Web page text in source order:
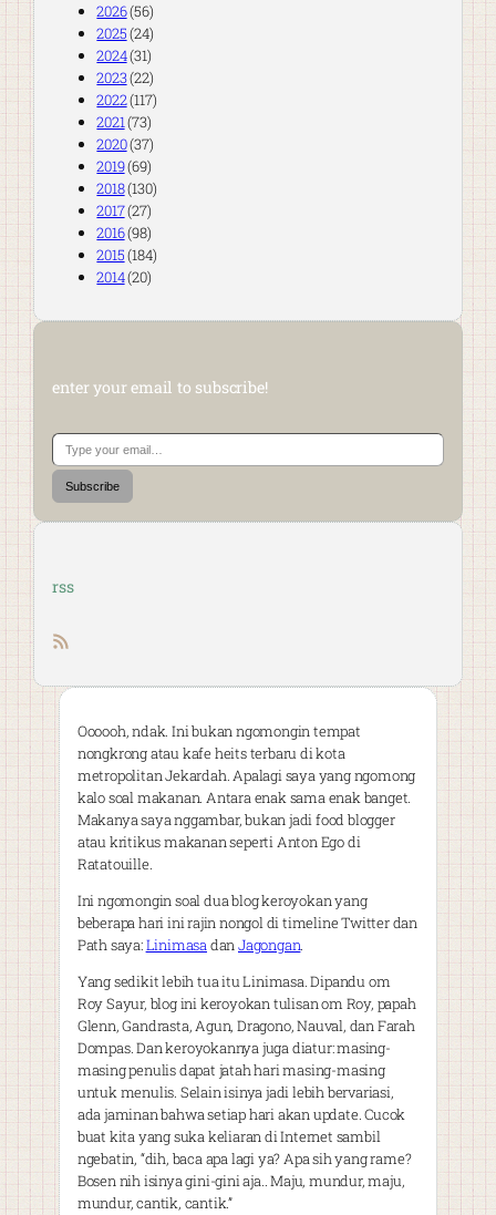
2026(56)
2025(24)
2024(31)
2023(22)
2022(117)
2021(73)
2020(37)
2019(69)
2018(130)
2017(27)
2016(98)
2015(184)
2014(20)
enter your email to subscribe!
Type your email…
Subscribe
rss
RSS feed
Oooooh, ndak. Ini bukan ngomongin tempat
nongkrong atau kafe heits terbaru di kota
metropolitan Jekardah. Apalagi saya yang ngomong
kalo soal makanan. Antara enak sama enak banget.
Makanya saya nggambar, bukan jadi food blogger
atau kritikus makanan seperti Anton Ego di
Ratatouille.
Ini ngomongin soal dua blog keroyokan yang
beberapa hari ini rajin nongol di timeline Twitter dan
Path saya:LinimasadanJagongan.
Yang sedikit lebih tua itu Linimasa. Dipandu om
Roy Sayur, blog ini keroyokan tulisan om Roy, papah
Glenn, Gandrasta, Agun, Dragono, Nauval, dan Farah
Dompas. Dan keroyokannya juga diatur: masing-
masing penulis dapat jatah hari masing-masing
untuk menulis. Selain isinya jadi lebih bervariasi,
ada jaminan bahwa setiap hari akan update. Cucok
buat kita yang suka keliaran di Internet sambil
ngebatin, “dih, baca apa lagi ya? Apa sih yang rame?
Bosen nih isinya gini-gini aja.. Maju, mundur, maju,
mundur, cantik, cantik.”